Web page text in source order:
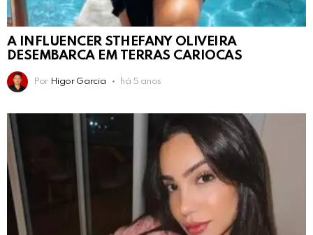
A INFLUENCER STHEFANY OLIVEIRA
DESEMBARCA EM TERRAS CARIOCAS
Por Higor Garcia há 5 anos